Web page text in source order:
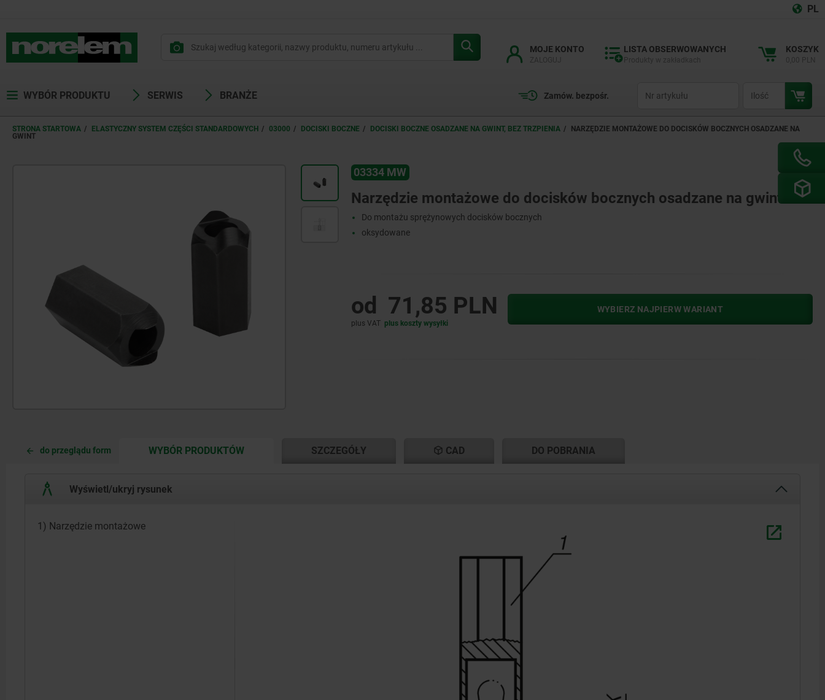
PL
MOJE KONTO LISTA OBSERWOWANYCH KOSZYK
WYBÓR PRODUKTU SERWIS BRANŻE Zamów. bezpośr.
STRONA STARTOWA ELASTYCZNY SYSTEM CZĘŚCI STANDARDOWYCH 03000 DOCISKI BOCZNE DOCISKI BOCZNE OSADZANE NA GWINT, BEZ TRZPIENIA
NARZĘDZIE MONTAŻOWE DO DOCISKÓW BOCZNYCH OSADZANE NA
GWINT
03334 MW
Narzędzie montażowe do docisków bocznych osadzane na gwint
Do montażu sprężynowych docisków bocznych
oksydowane
od 71,85 PLN
plus VAT plus koszty wysyłki
WYBIERZ NAJPIERW WARIANT
do przeglądu form WYBÓR PRODUKTÓWCURRENT
CURRENT
SZCZEGÓŁY CAD DO POBRANIA
Wyświetl/ukryj rysunek
1) Narzędzie montażowe